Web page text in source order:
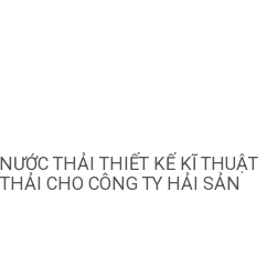
THẢI THIẾT KẾ KĨ THUẬT
CHO CÔNG TY HẢI SẢN